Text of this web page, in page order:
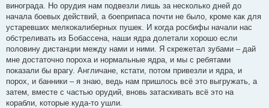
винограда. Но орудия нам подвезли лишь за несколько дней до
начала боевых действий, а боеприпаса почти не было, кроме как для
устаревших мелкокалиберных пушек. И когда росбифы начали нас
обстреливать из Бобассена, наши ядра долетали хорошо если
половину дистанции между нами и ними. Я скрежетал зубами – дай
мне достаточно пороха и нормальные ядра, и мы с ребятами
показали бы врагу. Англичане, кстати, потом привезли и ядра, и
порох, и банники – я знаю, ведь нам пришлось всё это выгружать, а
затем, вместе с частью орудий, вновь затаскивать всё это на
корабли, которые куда-то ушли.